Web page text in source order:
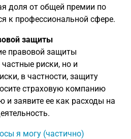
доля от общей премии по
к профессиональной сфере.
защиты
правовой защиты
риски, но и
в частности, защиту
страховую компанию
и заявите ее как расходы на
я могу (частично)